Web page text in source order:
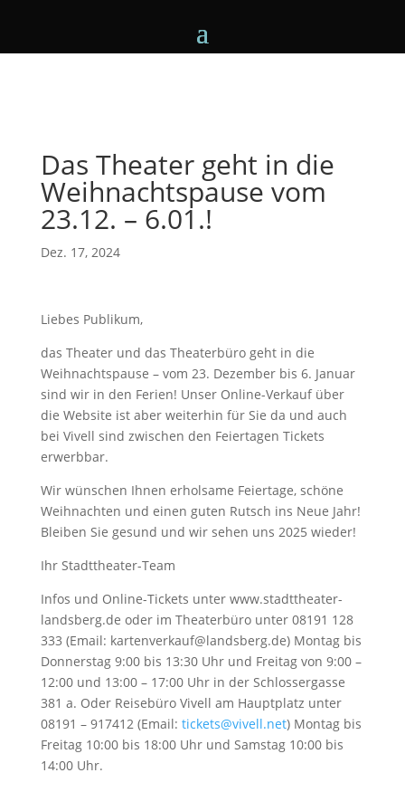
Das Theater geht in die
Weihnachtspause vom
23.12. – 6.01.!
Dez. 17, 2024
Liebes Publikum,
das Theater und das Theaterbüro geht in die
Weihnachtspause – vom 23. Dezember bis 6. Januar
sind wir in den Ferien! Unser Online-Verkauf über
die Website ist aber weiterhin für Sie da und auch
bei Vivell sind zwischen den Feiertagen Tickets
erwerbbar.
Wir wünschen Ihnen erholsame Feiertage, schöne
Weihnachten und einen guten Rutsch ins Neue Jahr!
Bleiben Sie gesund und wir sehen uns 2025 wieder!
Ihr Stadttheater-Team
Infos und Online-Tickets unter www.stadttheater-
landsberg.de oder im Theaterbüro unter 08191 128
333 (Email: kartenverkauf@landsberg.de) Montag bis
Donnerstag 9:00 bis 13:30 Uhr und Freitag von 9:00 –
12:00 und 13:00 – 17:00 Uhr in der Schlossergasse
381 a. Oder Reisebüro Vivell am Hauptplatz unter
08191 – 917412 (Email: tickets@vivell.net) Montag bis
Freitag 10:00 bis 18:00 Uhr und Samstag 10:00 bis
14:00 Uhr.